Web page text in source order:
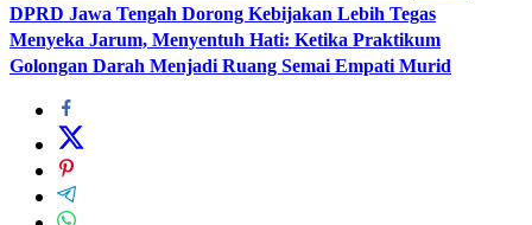
DPRD Jawa Tengah Dorong Kebijakan Lebih Tegas
Menyeka Jarum, Menyentuh Hati: Ketika Praktikum
Golongan Darah Menjadi Ruang Semai Empati Murid